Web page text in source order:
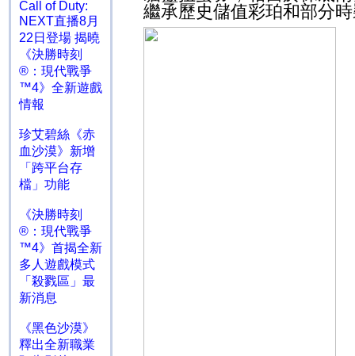
Call of Duty:
NEXT直播8月
22日登場 揭曉
《決勝時刻
®：現代戰爭
™4》全新遊戲
情報
珍艾碧絲《赤
血沙漠》新增
「跨平台存
檔」功能
《決勝時刻
®：現代戰爭
™4》首揭全新
多人遊戲模式
「殺戮區」最
新消息
《黑色沙漠》
釋出全新職業
繼承歷史儲值彩珀和部分